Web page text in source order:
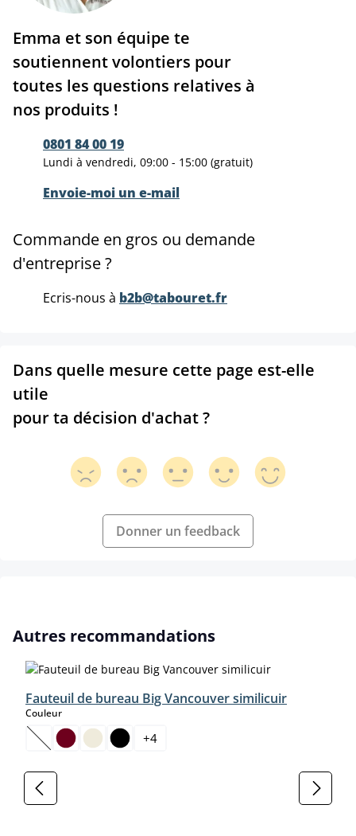
Emma et son équipe te
soutiennent volontiers pour
toutes les questions relatives à
nos produits !
0801 84 00 19
Lundi à vendredi, 09:00 - 15:00 (gratuit)
Envoie-moi un e-mail
Commande en gros ou demande
d'entreprise ?
Ecris-nous à b2b@tabouret.fr
Dans quelle mesure cette page est-elle
utile
pour ta décision d'achat ?
Donner un feedback
Ignorer la galerie de produits
Autres recommandations
Fauteuil de bureau Big Vancouver similicuir
Couleurselect
(Cette option n'est pas disponible pour le moment.)
+4